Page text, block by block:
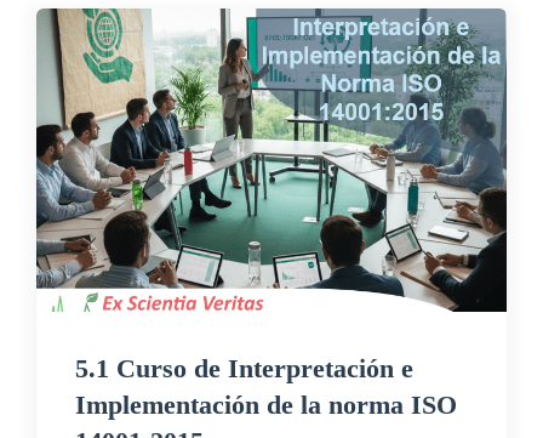
5.1 Curso de Interpretación e
Implementación de la norma ISO